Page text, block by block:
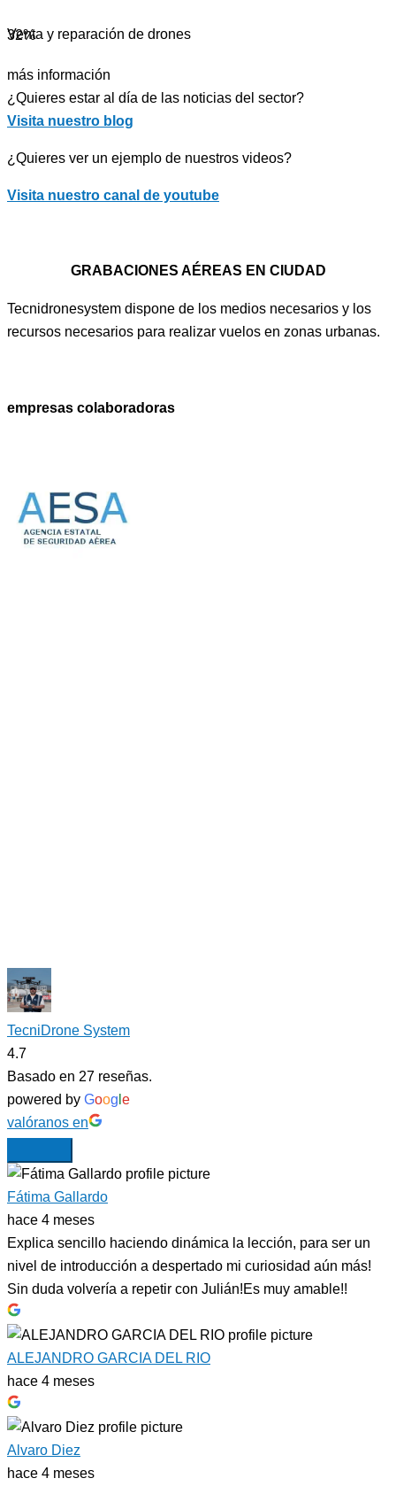
Venta y reparación de drones
32%
más información
¿Quieres estar al día de las noticias del sector?
Visita nuestro blog
¿Quieres ver un ejemplo de nuestros videos?
Visita nuestro canal de youtube
GRABACIONES AÉREAS EN CIUDAD
Tecnidronesystem dispone de los medios necesarios y los
recursos necesarios para realizar vuelos en zonas urbanas.
empresas colaboradoras
TecniDrone System
4.7
Basado en 27 reseñas.
powered by Goog e
valóranos en
Fátima Gallardo
hace 4 meses
Explica sencillo haciendo dinámica la lección, para ser un
nivel de introducción a despertado mi curiosidad aún más!
Sin duda volvería a repetir con Julián!Es muy amable!!
ALEJANDRO GARCIA DEL RIO
hace 4 meses
Alvaro Diez
hace 4 meses